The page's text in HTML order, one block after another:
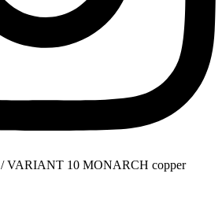
/ VARIANT 10 MONARCH copper